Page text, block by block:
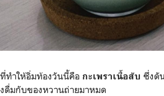
ทำให้อิ่มท้องวันนี้คือ กะเพราเนื้อสับ ซึ่งดั
ดื่มกับของหวานถ่ายมาหมด